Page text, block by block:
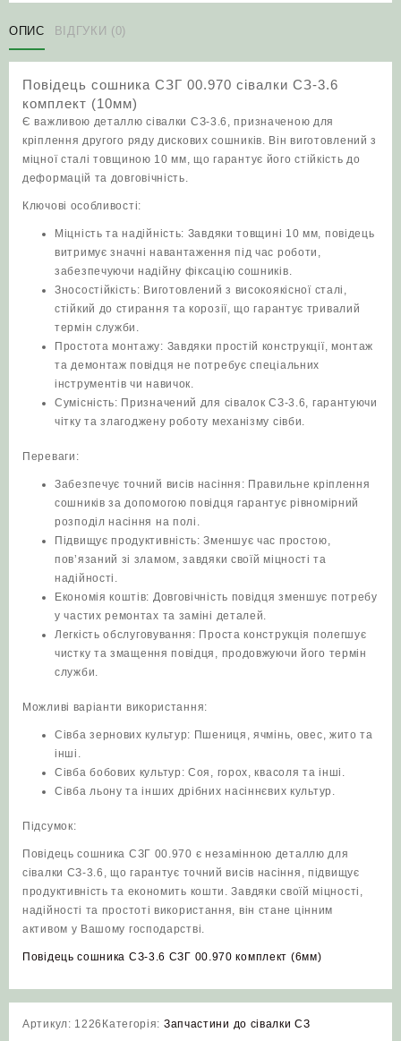
сівалки
СЗ-3.6
(10мм)
кількість
ОПИС ВІДГУКИ (0)
Повідець сошника СЗГ 00.970 сівалки СЗ-3.6
комплект (10мм)
Є важливою деталлю сівалки СЗ-3.6, призначеною для
кріплення другого ряду дискових сошників. Він виготовлений з
міцної сталі товщиною 10 мм, що гарантує його стійкість до
деформацій та довговічність.
Ключові особливості:
Міцність та надійність: Завдяки товщині 10 мм, повідець
витримує значні навантаження під час роботи,
забезпечуючи надійну фіксацію сошників.
Зносостійкість: Виготовлений з високоякісної сталі,
стійкий до стирання та корозії, що гарантує тривалий
термін служби.
Простота монтажу: Завдяки простій конструкції, монтаж
та демонтаж повідця не потребує спеціальних
інструментів чи навичок.
Сумісність: Призначений для сівалок СЗ-3.6, гарантуючи
чітку та злагоджену роботу механізму сівби.
Переваги:
Забезпечує точний висів насіння: Правильне кріплення
сошників за допомогою повідця гарантує рівномірний
розподіл насіння на полі.
Підвищує продуктивність: Зменшує час простою,
пов’язаний зі зламом, завдяки своїй міцності та
надійності.
Економія коштів: Довговічність повідця зменшує потребу
у частих ремонтах та заміні деталей.
Легкість обслуговування: Проста конструкція полегшує
чистку та змащення повідця, продовжуючи його термін
служби.
Можливі варіанти використання:
Сівба зернових культур: Пшениця, ячмінь, овес, жито та
інші.
Сівба бобових культур: Соя, горох, квасоля та інші.
Сівба льону та інших дрібних насіннєвих культур.
Підсумок:
Повідець сошника СЗГ 00.970 є незамінною деталлю для
сівалки СЗ-3.6, що гарантує точний висів насіння, підвищує
продуктивність та економить кошти. Завдяки своїй міцності,
надійності та простоті використання, він стане цінним
активом у Вашому господарстві.
Повідець сошника СЗ-3.6 СЗГ 00.970 комплект (6мм)
Артикул: 1226 Категорія: Запчастини до сівалки СЗ